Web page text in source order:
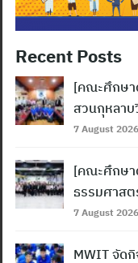
Recent Posts
[คณะศึกษา
สวนกุหลาบ
7 August 2026
[คณะศึกษา
ธรรมศาสต
7 August 2026
MWIT จัด